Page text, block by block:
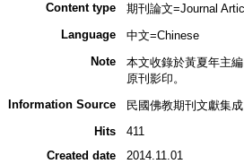
Content type
期刊論文=Journal
Language
中文=Chinese
Note
本文收錄於黃夏年主
原刊影印。
Information Source
民國佛教期刊文獻集
Hits
411
Created date
2014.11.01